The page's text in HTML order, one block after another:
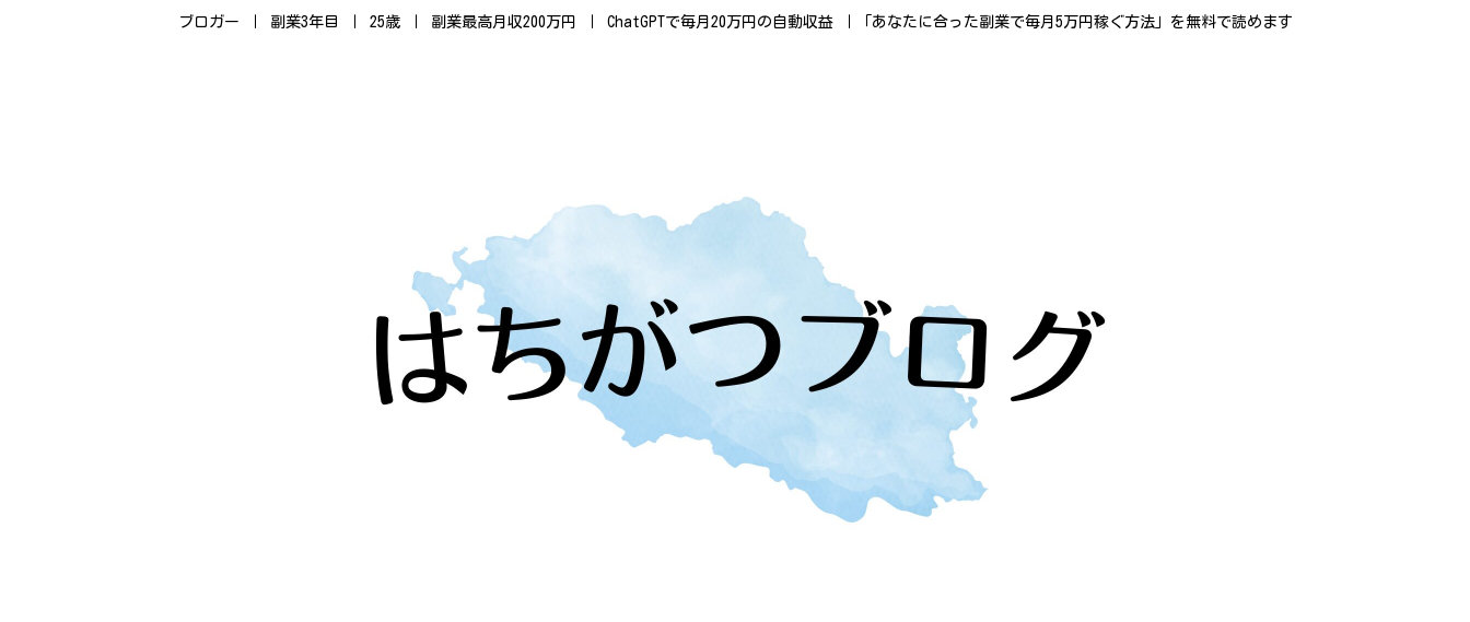
ブロガー ｜ 副業3年目 ｜ 25歳 ｜ 副業最高月収200万円 ｜ ChatGPTで毎月20万円の自動収益 ｜「あなたに合った副業で毎月5万円稼ぐ方法」を無料で読めます